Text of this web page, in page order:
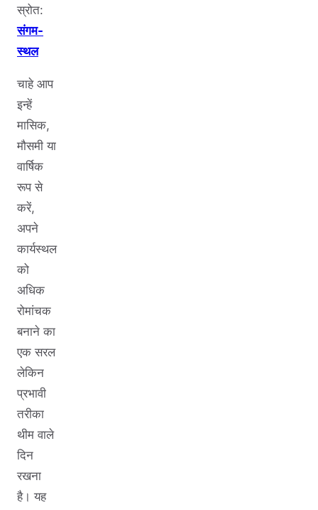
स्रोत:
संगम-
स्थल
चाहे आप
इन्हें
मासिक,
मौसमी या
वार्षिक
रूप से
करें,
अपने
कार्यस्थल
को
अधिक
रोमांचक
बनाने का
एक सरल
लेकिन
प्रभावी
तरीका
थीम वाले
दिन
रखना
है। यह